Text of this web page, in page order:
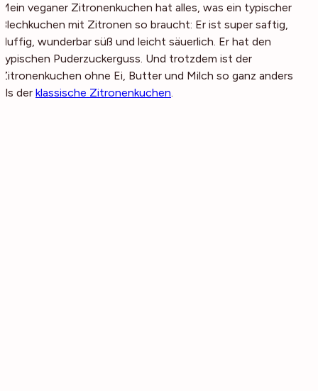
Mein veganer Zitronenkuchen hat alles, was ein typischer
Blechkuchen mit Zitronen so braucht: Er ist super saftig,
fluffig, wunderbar süß und leicht säuerlich. Er hat den
typischen Puderzuckerguss. Und trotzdem ist der
Zitronenkuchen ohne Ei, Butter und Milch so ganz anders
als der klassische Zitronenkuchen.